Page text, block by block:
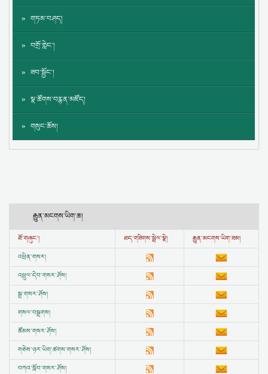
གཏམ་བཤད།
བགྲོ་གླེང་།
ཟབ་སྦྱོང་།
སྣ་ཚོགས་བརྙན་མཛོད།
གསུང་ཆོས།
རྒྱུན་མངགས་ཡིག་ཆ།
ཐོ་གཞུང་། ཐད་གཟིགས་སྦྲེལ་སྣེ།
རྒྱུན་མངགས་ཡིག་ཟམ།
འཕྲིན་གསར།
འཕྲུལ་དེབ་གསར་ཤོས།
སྒྲ་གསར་ཤོས།
གསལ་བསྒྲགས།
ཚོམས་གསར་ཤོས།
གཅེས་ཉར་ཡིག་ཚགས་གསར་ཤོས།
བཀའ་སློབ་གསར་ཤོས།